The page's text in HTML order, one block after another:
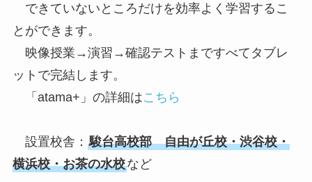
できていないところだけを効率よく学習するこ
とができます。
映像授業→演習→確認テストまですべてタブレ
ットで完結します。
「atama+」の詳細はこちら
設置校舎： 駿台高校部 自由が丘校・渋谷校・
横浜校・お茶の水校など